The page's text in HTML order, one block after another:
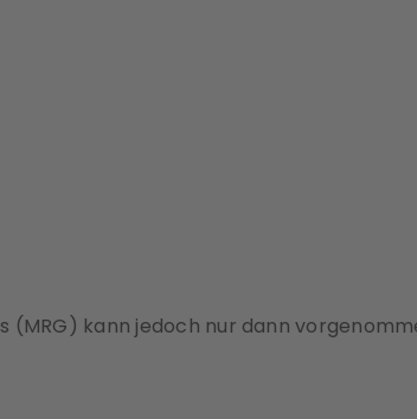
kann jedoch nur dann